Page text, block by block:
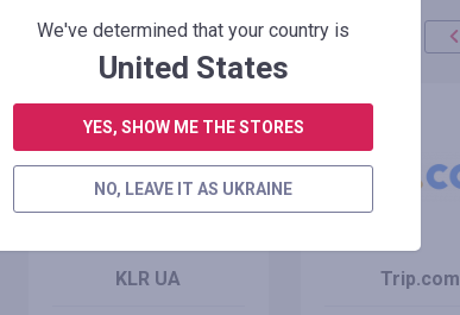
KLR UA Trip.com
We've determined that your country is
United States
YES, SHOW ME THE STORES
NO, LEAVE IT AS UKRAINE